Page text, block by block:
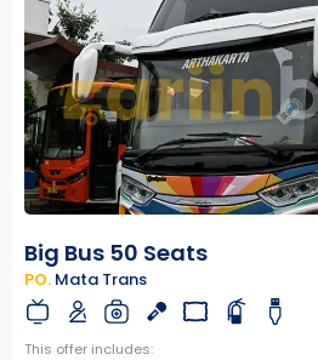
Big Bus 50 Seats
PO. Mata Trans
This offer includes: